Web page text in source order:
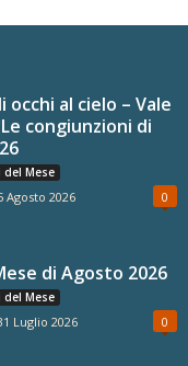
occhi al cielo – Vale
congiunzioni di
Mese
Agosto 2026 0
di Agosto 2026
Mese
Luglio 2026 0